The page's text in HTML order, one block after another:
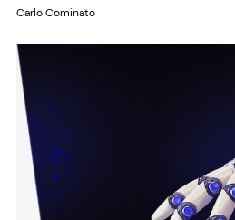
Carlo Cominato